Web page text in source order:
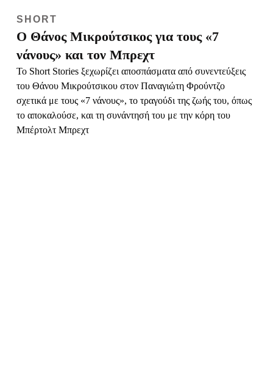
SHORT
Ο Θάνος Μικρούτσικος για τους «7
νάνους» και τον Μπρεχτ
Το Short Stories ξεχωρίζει αποσπάσματα από συνεντεύξεις
του Θάνου Μικρούτσικου στον Παναγιώτη Φρούντζο
σχετικά με τους «7 νάνους», το τραγούδι της ζωής του, όπως
το αποκαλούσε, και τη συνάντησή του με την κόρη του
Μπέρτολτ Μπρεχτ